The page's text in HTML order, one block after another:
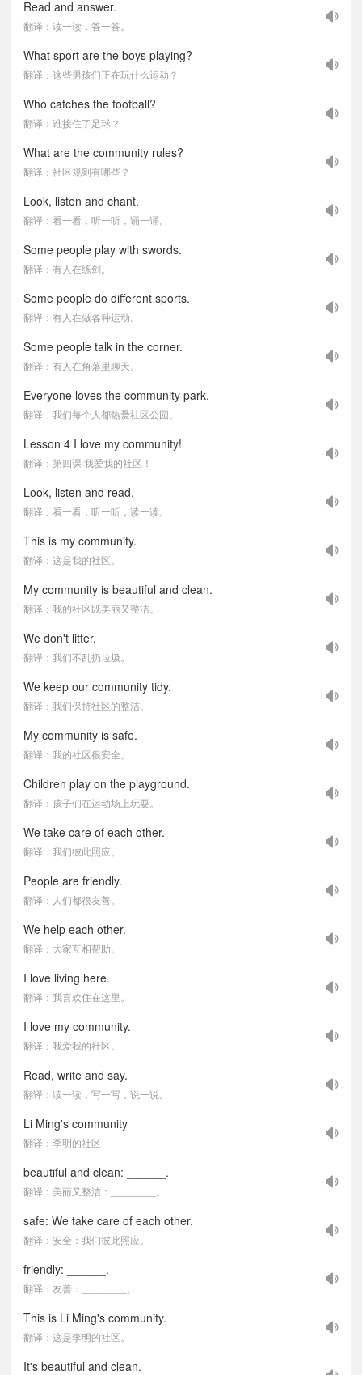
Read and answer.
翻译：读一读，答一答。
What sport are the boys playing?
翻译：这些男孩们正在玩什么运动？
Who catches the football?
翻译：谁接住了足球？
What are the community rules?
翻译：社区规则有哪些？
Look, listen and chant.
翻译：看一看，听一听，诵一诵。
Some people play with swords.
翻译：有人在练剑。
Some people do different sports.
翻译：有人在做各种运动。
Some people talk in the corner.
翻译：有人在角落里聊天。
Everyone loves the community park.
翻译：我们每个人都热爱社区公园。
Lesson 4 I love my community!
翻译：第四课 我爱我的社区！
Look, listen and read.
翻译：看一看，听一听，读一读。
This is my community.
翻译：这是我的社区。
My community is beautiful and clean.
翻译：我的社区既美丽又整洁。
We don't litter.
翻译：我们不乱扔垃圾。
We keep our community tidy.
翻译：我们保持社区的整洁。
My community is safe.
翻译：我的社区很安全。
Children play on the playground.
翻译：孩子们在运动场上玩耍。
We take care of each other.
翻译：我们彼此照应。
People are friendly.
翻译：人们都很友善。
We help each other.
翻译：大家互相帮助。
I love living here.
翻译：我喜欢住在这里。
I love my community.
翻译：我爱我的社区。
Read, write and say.
翻译：读一读，写一写，说一说。
Li Ming's community
翻译：李明的社区
beautiful and clean: ______.
翻译：美丽又整洁：________。
safe: We take care of each other.
翻译：安全：我们彼此照应。
friendly: ______.
翻译：友善：________。
This is Li Ming's community.
翻译：这是李明的社区。
It's beautiful and clean.